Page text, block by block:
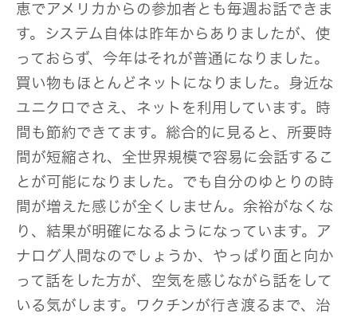
恵でアメリカからの参加者とも毎週お話できま
す。システム自体は昨年からありましたが、使
っておらず、今年はそれが普通になりました。
買い物もほとんどネットになりました。身近な
ユニクロでさえ、ネットを利用しています。時
間も節約できてます。総合的に見ると、所要時
間が短縮され、全世界規模で容易に会話するこ
とが可能になりました。でも自分のゆとりの時
間が増えた感じが全くしません。余裕がなくな
り、結果が明確になるようになっています。ア
ナログ人間なのでしょうか、やっぱり面と向か
って話をした方が、空気を感じながら話をして
いる気がします。ワクチンが行き渡るまで、治